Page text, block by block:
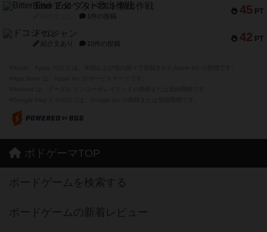
45 PT
Bitter End ブタペスト救出作戦
1件の投稿
42 PT
ドコジャン
紹介文あり 10件の投稿
ボドゲーマTOP
ボードゲームを検索する
ボードゲームの新着レビュー